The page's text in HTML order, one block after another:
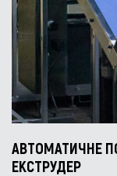
АВТОМАТИЧНЕ
ЕКСТРУДЕР